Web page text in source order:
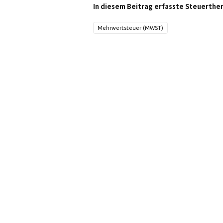
In diesem Beitrag erfasste
Mehrwertsteuer (MWST)